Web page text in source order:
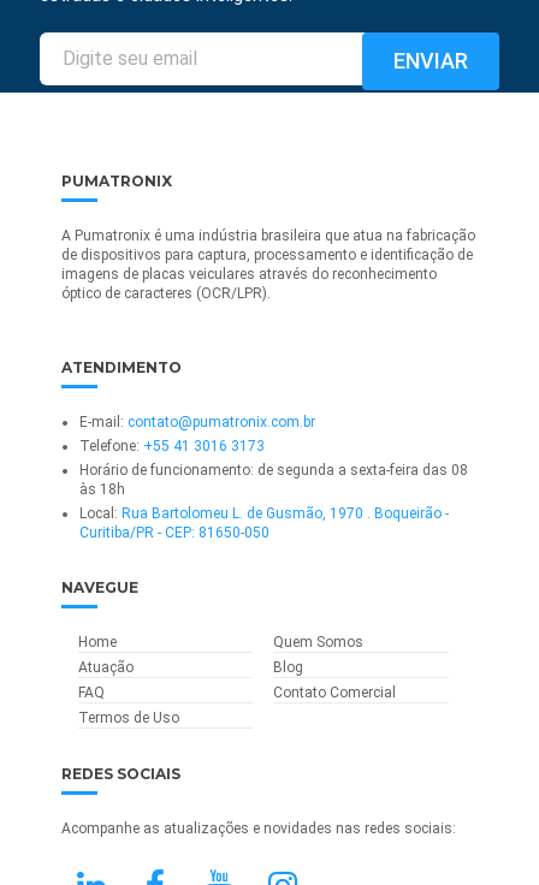
PUMATRONIX
A Pumatronix é uma indústria brasileira que atua na fabricação
de dispositivos para captura, processamento e identificação de
imagens de placas veiculares através do reconhecimento
óptico de caracteres (OCR/LPR).
ATENDIMENTO
E-mail: contato@pumatronix.com.br
Telefone: +55 41 3016 3173
Horário de funcionamento: de segunda a sexta-feira das 08
às 18h
Local: Rua Bartolomeu L. de Gusmão, 1970 . Boqueirão -
Curitiba/PR - CEP: 81650-050
NAVEGUE
Home
Quem Somos
Atuação
Blog
FAQ
Contato Comercial
Termos de Uso
REDES SOCIAIS
Acompanhe as atualizações e novidades nas redes sociais: